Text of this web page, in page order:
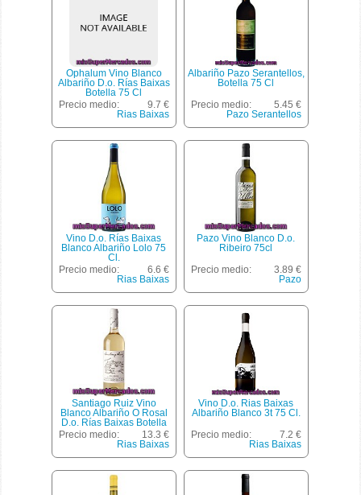
Ophalum Vino Blanco
Albariño D.o. Rías Baixas
Botella 75 Cl
Precio medio:
9.7 €
Rias Baixas
Albariño Pazo Serantellos,
Botella 75 Cl
Precio medio:
5.45 €
Pazo Serantellos
Vino D.o. Rías Baixas
Blanco Albariño Lolo 75
Cl.
Precio medio:
6.6 €
Rias Baixas
Pazo Vino Blanco D.o.
Ribeiro 75cl
Precio medio:
3.89 €
Pazo
Santiago Ruiz Vino
Blanco Albariño O Rosal
D.o. Rías Baixas Botella
75 Cl
Precio medio:
13.3 €
Rias Baixas
Vino D.o. Rias Baixas
Albariño Blanco 3t 75 Cl.
Precio medio:
7.2 €
Rias Baixas